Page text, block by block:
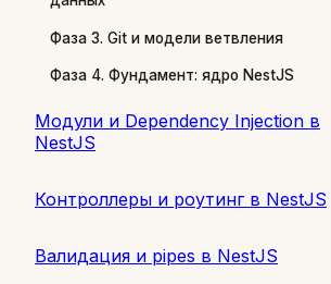
Фаза 3. Git и модели ветвления
Фаза 4. Фундамент: ядро NestJS
Модули и Dependency Injection в
NestJS
Контроллеры и роутинг в NestJS
Валидация и pipes в NestJS